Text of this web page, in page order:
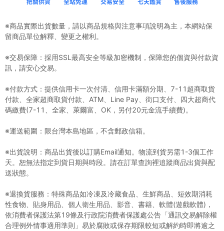
※商品實際出貨數量，請以商品規格與注意事項說明為主，本網站保
留商品單位解釋、變更之權利。
※交易保障：採用SSL最高安全等級加密機制，保障您的個資與付款資
訊，請安心交易。
※付款方式：提供信用卡一次付清、信用卡滿額分期、7-11超商取貨
付款、全家超商取貨付款、ATM、Line Pay、街口支付、四大超商代
碼繳費(7-11、全家、萊爾富、OK，另付20元金流手續費)。
※運送範圍：限台灣本島地區，不含郵政信箱。
※出貨說明：商品出貨後以訂購Email通知。物流到貨另需1-3個工作
天。恕無法指定到貨日期與時段。請在訂單查詢裡追蹤商品出貨與配
送狀態。
※退換貨服務：特殊商品如冷凍及冷藏食品、生鮮商品、短效期消耗
性食物、貼身用品、個人衛生用品、影音、書籍、軟體(遊戲軟體)，
依消費者保護法第19條及行政院消費者保護處公告「通訊交易解除權
合理例外情事適用準則」易於腐敗或保存期限較短或解約時即將逾之